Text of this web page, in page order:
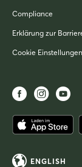
Compliance
Erklärung zur
Cookie Einstellungen
ENGLISH